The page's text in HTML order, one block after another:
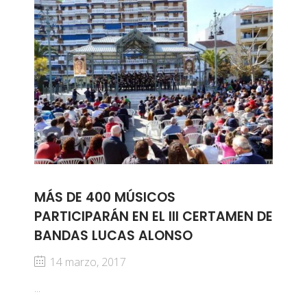
MÁS DE 400 MÚSICOS
PARTICIPARÁN EN EL III CERTAMEN DE
BANDAS LUCAS ALONSO
14 marzo, 2017
...